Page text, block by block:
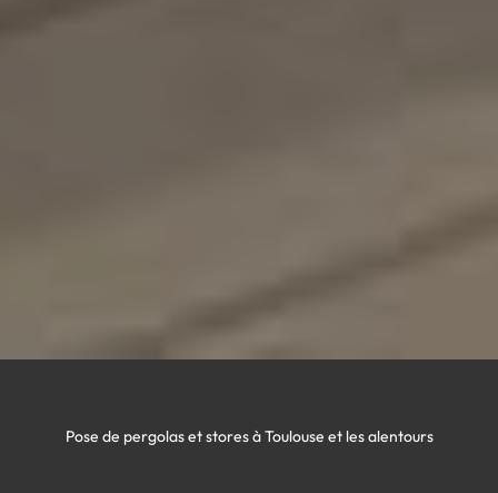
Pose de pergolas et stores à Toulouse et les alentours